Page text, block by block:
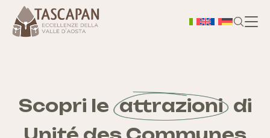
A
Scopri le attrazioni di